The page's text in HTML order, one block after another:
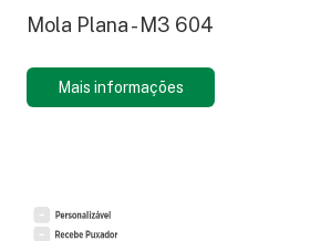
Mola Plana - M3 604
Mais informações